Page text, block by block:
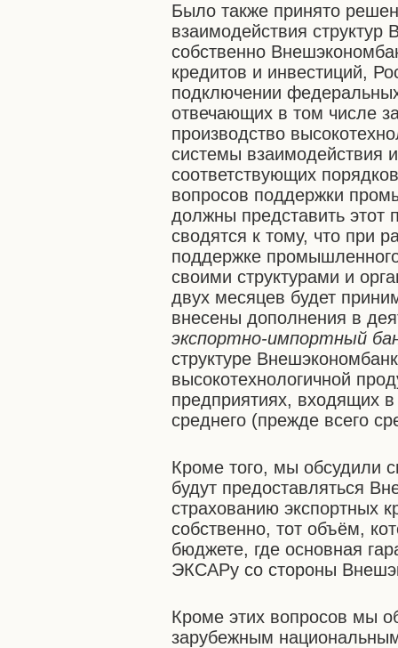
Было также принято
взаимодействия
собственно
кредитов и инвестиций,
подключении
отвечающих в том числе
производство
системы взаимодействия
соответствующих
вопросов поддержки
должны представить этот
сводятся к тому, что при
поддержке
своими структурами и
двух месяцев будет
внесены дополнения в
экспортно-импортный
структуре
высокотехнологичной
предприятиях, входящих
среднего (прежде всего
Кроме того, мы обсудили
будут предоставляться
страхованию экспортных
собственно, тот объём,
бюджете, где основная
ЭКСАРу со стороны
Кроме этих вопросов мы
зарубежным